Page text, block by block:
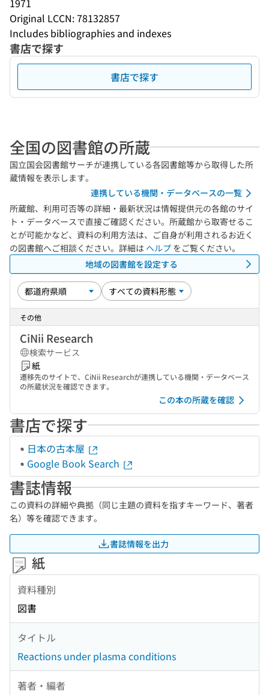
1971
Original LCCN: 78132857
Includes bibliographies and indexes
書店で探す
書店で探す
全国の図書館の所蔵
国立国会図書館サーチが連携している各図書館等から取得した所
蔵情報を表示します。
連携している機関・データベースの一覧
所蔵館、利用可否等の詳細・最新状況は情報提供元の各館のサイ
ト・データベースで直接ご確認ください。所蔵館から取寄せるこ
とが可能かなど、資料の利用方法は、ご自身が利用されるお近く
の図書館へご相談ください。詳細は ヘルプ をご覧ください。
地域の図書館を設定する
その他
CiNii Research
検索サービス
紙
遷移先のサイトで、CiNii Researchが連携している機関・データベース
の所蔵状況を確認できます。
この本の所蔵を確認
書店で探す
日本の古本屋
Google Book Search
書誌情報
この資料の詳細や典拠（同じ主題の資料を指すキーワード、著者
名）等を確認できます。
書誌情報を出力
紙
資料種別
図書
タイトル
Reactions under plasma conditions
著者・編者